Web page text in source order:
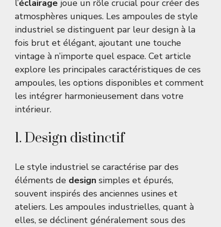
l’éclairage joue un rôle crucial pour créer des
atmosphères uniques. Les ampoules de style
industriel se distinguent par leur design à la
fois brut et élégant, ajoutant une touche
vintage à n’importe quel espace. Cet article
explore les principales caractéristiques de ces
ampoules, les options disponibles et comment
les intégrer harmonieusement dans votre
intérieur.
1. Design distinctif
Le style industriel se caractérise par des
éléments de design simples et épurés,
souvent inspirés des anciennes usines et
ateliers. Les ampoules industrielles, quant à
elles, se déclinent généralement sous des